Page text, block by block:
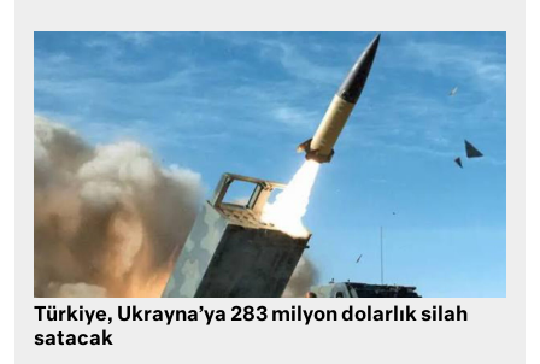
Türkiye, Ukrayna’ya 283 milyon dolarlık silah
satacak